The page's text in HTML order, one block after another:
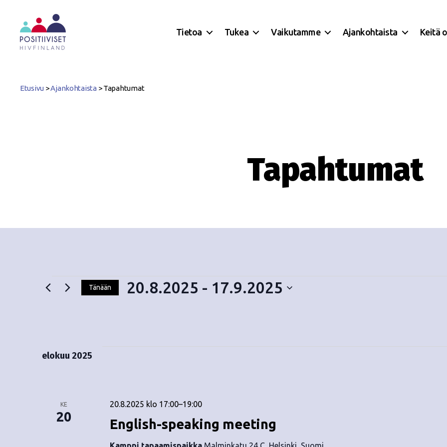
Tietoa Tukea Vaikutamme Ajankohtaista Keitä
Etusivu >Ajankohtaista >Tapahtumat
Tapahtumat
Tänään 20.8.2025 - 17.9.2025
ä
v
elokuu 2025
KE
20 English-speaking meeting
20.8.2025 klo 17:00–19:00